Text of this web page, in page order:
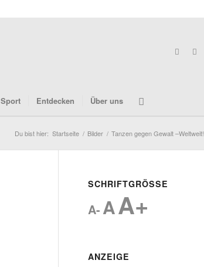
Sport Entdecken Über uns
Du bist hier: Startseite / Bilder / Tanzen gegen Gewalt –Weltweit!
SCHRIFTGRÖSSE
A- AA+
ANZEIGE